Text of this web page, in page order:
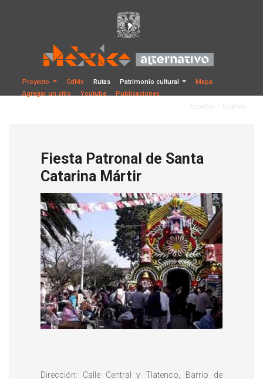
Proyecto CdMx Rutas Patrimonio cultural
Mapa
Agregar un sitio
Youtube
Publicaciones
Fiesta Patronal de Santa
Catarina Mártir
Dirección: Calle Central y Tlatenco, Barrio de